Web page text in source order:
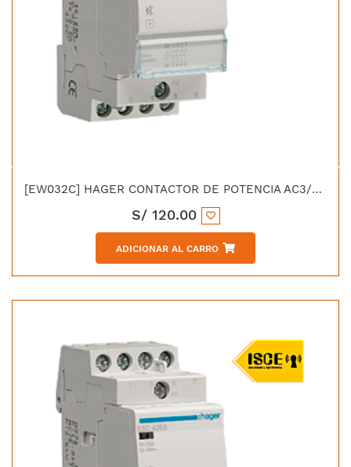
[EW032C] HAGER CONTACTOR DE POTENCIA AC3/380V 32 AMP 1NA+1NC BOBINA 220V 50/60HZ UL CE IEC
S/ 120.00
ADICIONAR AL CARRO